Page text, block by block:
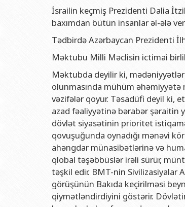
İsrailin keçmiş Prezidenti Dalia
baxımdan bütün insanlar əl-ələ
Tədbirdə Azərbaycan Prezidenti
Məktubu Milli Məclisin ictimai
Məktubda deyilir ki,
olunmasında mühüm əhəmiyyətə
vəzifələr qoyur. Təsadüfi deyil ki,
azad fəaliyyətinə bərabər şəraitin
dövlət siyasətinin prioritet
qovuşuğunda oynadığı mənəvi
ahəngdar münasibətlərinə və
qlobal təşəbbüslər irəli sürür,
təşkil edir. BMT-nin Sivilizasiyalar
görüşünün Bakıda keçirilməsi
qiymətləndirdiyini göstərir.